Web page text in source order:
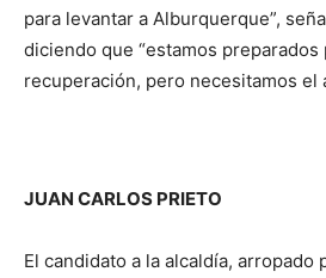
para levantar a Alburquerque”,
diciendo que “estamos preparados
recuperación, pero necesitamos el
JUAN CARLOS PRIETO
El candidato a la alcaldía, arropado